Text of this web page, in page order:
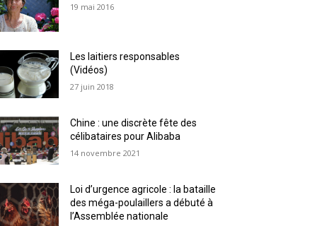
19 mai 2016
Les laitiers responsables
(Vidéos)
27 juin 2018
Chine : une discrète fête des
célibataires pour Alibaba
14 novembre 2021
Loi d’urgence agricole : la bataille
des méga-poulaillers a débuté à
l’Assemblée nationale